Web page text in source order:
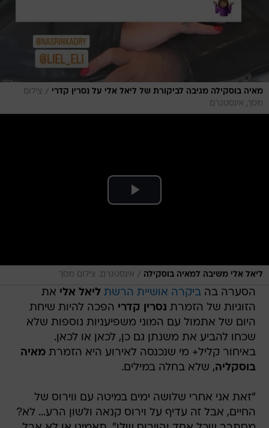
מאיה בוסקילה מגיבה לביקורת של ליאל אלי על נסרין קדרי / צילום
מסך, אינסטגרם
ליאל אלי משיבה למאיה בוסקילה / אינסטגרם. צילום מסך
הסערה בהביקרה אושיית הרשת ליאל אלי את
הזוגיות של הזמרת נסרין קדרי הפכה להיות שיחת
היום של אתמול עם המוני משפיעניות נוספות שלא
שכחו להביע את משנתן גם כן, לכאן או לכאן.
באיחור קליל+ מי שנכנסה לאירוע היא הזמרתמאיה
בוסקליה, שלא בחלה במילים.
"זאת אני אחרי שלושה ימים במיטה עם ווירוס של
החיים, אבל זה עדיף על וירוס קנאה ולשון הרע... לא?